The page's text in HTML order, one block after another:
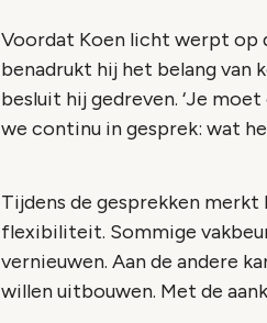
Voordat Koen licht werpt op
benadrukt hij het belang van
besluit hij gedreven. ‘Je
we continu in gesprek: wat
Tijdens de gesprekken merkt
flexibiliteit. Sommige
vernieuwen. Aan de andere
willen uitbouwen. Met de